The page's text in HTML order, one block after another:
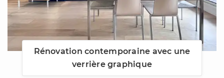
Rénovation contemporaine avec une
verrière graphique